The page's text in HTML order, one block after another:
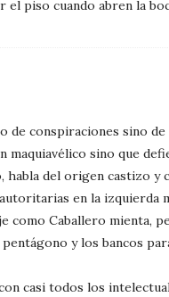
el piso cuando abren la
de conspiraciones sino
maquiavélico sino que
habla del origen castizo y
en la izquierda
como Caballero mienta,
y los bancos
casi todos los